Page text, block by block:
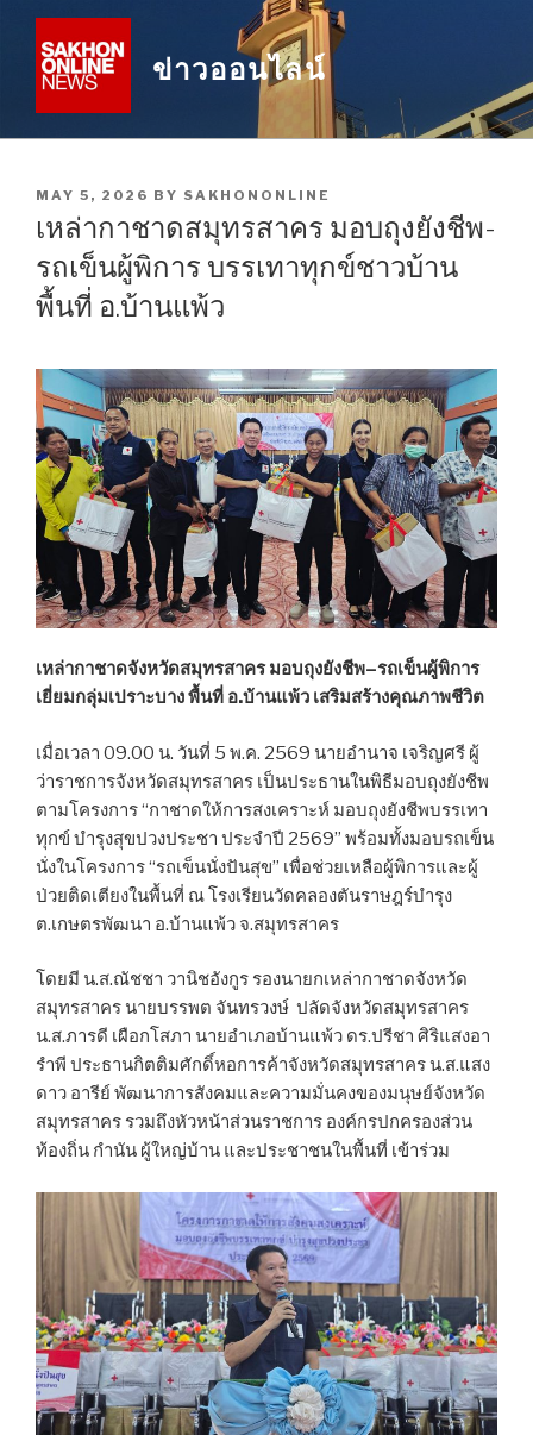
content
ข่าวออนไลน์
POSTED
MAY 5, 2026 BY SAKHONONLINE
เหล่ากาชาดสมุทรสาคร มอบถุงยังชีพ-
รถเข็นผู้พิการ บรรเทาทุกข์ชาวบ้าน
พื้นที่ อ.บ้านแพ้ว
เหล่ากาชาดจังหวัดสมุทรสาคร มอบถุงยังชีพ–รถเข็นผู้พิการ
เยี่ยมกลุ่มเปราะบาง พื้นที่ อ.บ้านแพ้ว เสริมสร้างคุณภาพชีวิต
เมื่อเวลา 09.00 น. วันที่ 5 พ.ค. 2569 นายอำนาจ เจริญศรี ผู้
ว่าราชการจังหวัดสมุทรสาคร เป็นประธานในพิธีมอบถุงยังชีพ
ตามโครงการ “กาชาดให้การสงเคราะห์ มอบถุงยังชีพบรรเทา
ทุกข์ บำรุงสุขปวงประชา ประจำปี 2569” พร้อมทั้งมอบรถเข็น
นั่งในโครงการ “รถเข็นนั่งปันสุข” เพื่อช่วยเหลือผู้พิการและผู้
ป่วยติดเตียงในพื้นที่ ณ โรงเรียนวัดคลองตันราษฎร์บำรุง
ต.เกษตรพัฒนา อ.บ้านแพ้ว จ.สมุทรสาคร
โดยมี น.ส.ณัชชา วานิชอังกูร รองนายกเหล่ากาชาดจังหวัด
สมุทรสาคร นายบรรพต จันทรวงษ์ ปลัดจังหวัดสมุทรสาคร
น.ส.ภารดี เผือกโสภา นายอำเภอบ้านแพ้ว ดร.ปรีชา ศิริแสงอา
รำพี ประธานกิตติมศักดิ์หอการค้าจังหวัดสมุทรสาคร น.ส.แสง
ดาว อารีย์ พัฒนาการสังคมและความมั่นคงของมนุษย์จังหวัด
สมุทรสาคร รวมถึงหัวหน้าส่วนราชการ องค์กรปกครองส่วน
ท้องถิ่น กำนัน ผู้ใหญ่บ้าน และประชาชนในพื้นที่ เข้าร่วม